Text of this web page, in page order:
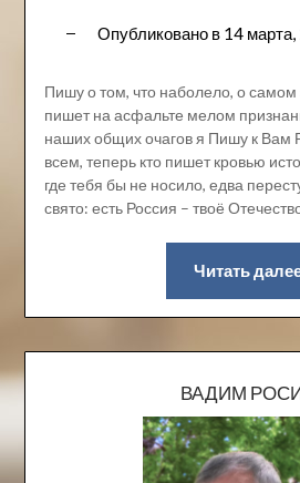
Опубликовано в 14
Пишу о том, что наболело, о самом
пишет на асфальте мелом
наших общих очагов я Пишу к Вам
всем, теперь кто пишет кровью
где тебя бы не носило, едва
свято: есть Россия – твоё
Читать
ВАДИМ